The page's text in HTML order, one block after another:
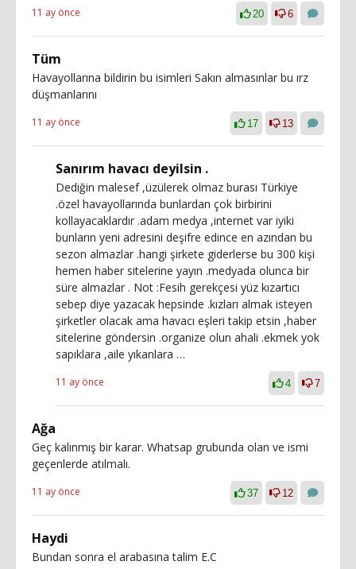
11 ay önce 20 6
Tüm
Havayollarına bildirin bu isimleri Sakın almasınlar bu ırz
düşmanlarını
11 ay önce 17 13
Sanırım havacı deyilsin .
Dediğin malesef ,üzülerek olmaz burası Türkiye
.özel havayollarında bunlardan çok birbirini
kollayacaklardır .adam medya ,internet var iyiki
bunların yeni adresini deşifre edince en azından bu
sezon almazlar .hangi şirkete giderlerse bu 300 kişi
hemen haber sitelerine yayın .medyada olunca bir
süre almazlar . Not :Fesih gerekçesi yüz kızartıcı
sebep diye yazacak hepsinde .kızları almak isteyen
şirketler olacak ama havacı eşleri takip etsin ,haber
sitelerine göndersin .organize olun ahali .ekmek yok
sapıklara ,aile yıkanlara …
11 ay önce 4 7
Ağa
Geç kalınmış bir karar. Whatsap grubunda olan ve ismi
geçenlerde atılmalı.
11 ay önce 37 12
Haydi
Bundan sonra el arabasına talim E.C